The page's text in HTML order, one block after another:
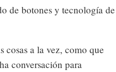
de botones y tecnología de
cosas a la vez, como que
conversación para